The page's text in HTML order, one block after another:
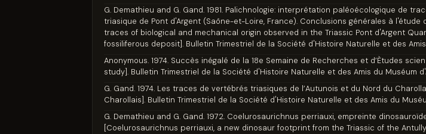
G. Demathieu and G. Gand. 1981. Palichnologie: interprétation paléoécologique de
triasique de Pont d'Argent (Saône-et-Loire, France). Conclusions générales à
traces of biological and mechanical origin observed in the Triassic Pont d'Argent
fossiliferous deposit]. Bulletin Trimestriel de la Société d'Histoire Naturelle et des
Anonymous. 1974. Succès inégalé de la 18e Semaine de Recherches et d’Ètudes
study]. Bulletin Trimestriel de la Société d'Histoire Naturelle et des Amis du Muséum
G. Gand. 1974. Les traces de vertébrés triasiques de l’Autunois et du Nord du
Charollais]. Bulletin Trimestriel de la Société d'Histoire Naturelle et des Amis du
G. Demathieu and G. Gand. 1972. Coelurosaurichnus perriauxi, empreinte
[Coelurosaurichnus perriauxi, a new dinosaur footprint from the Triassic of the